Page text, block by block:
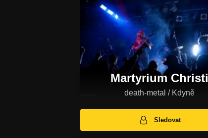
Martyrium Christi
death-metal / Kdyně
Sledovat